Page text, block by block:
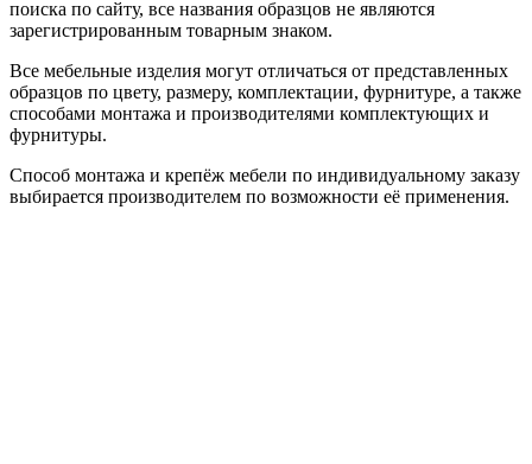
поиска по сайту, все названия образцов не являются
зарегистрированным товарным знаком.
Все мебельные изделия могут отличаться от представленных
образцов по цвету, размеру, комплектации, фурнитуре, а также
способами монтажа и производителями комплектующих и
фурнитуры.
Способ монтажа и крепёж мебели по индивидуальному заказу
выбирается производителем по возможности её применения.